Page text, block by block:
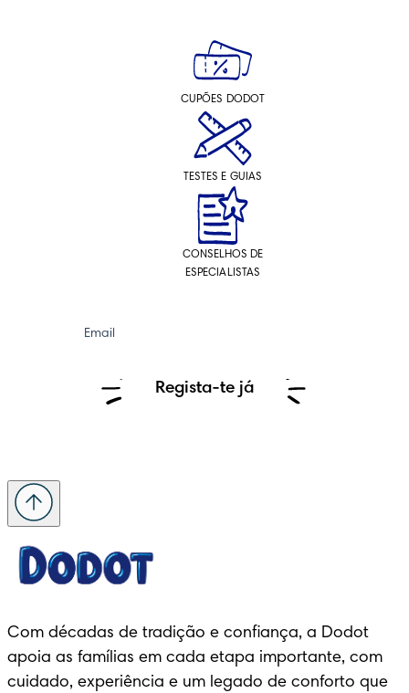
CUPÕES DODOT
TESTES E GUIAS
CONSELHOS DE
ESPECIALISTAS
Email
Regista-te já
Com décadas de tradição e confiança, a Dodot
apoia as famílias em cada etapa importante, com
cuidado, experiência e um legado de conforto que